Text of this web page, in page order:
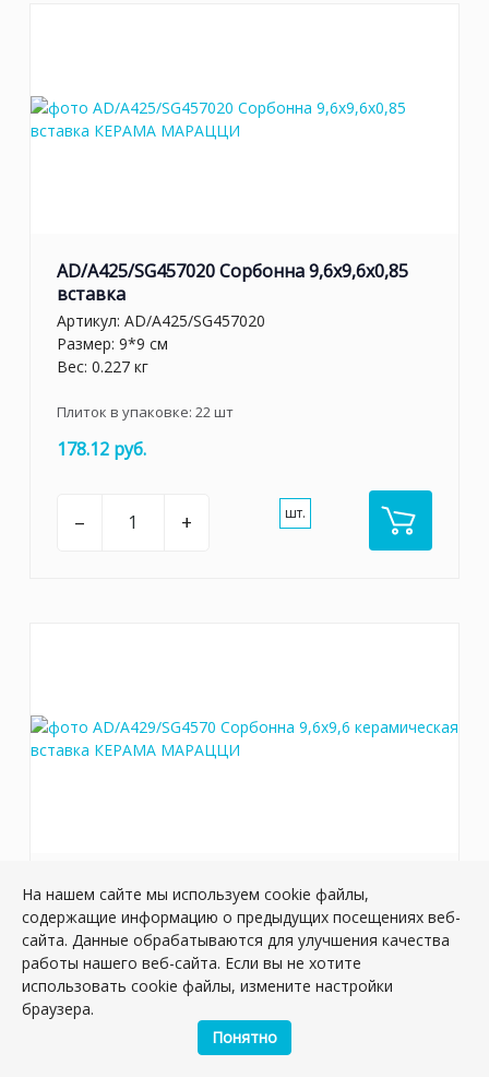
AD/A425/SG457020 Сорбонна 9,6x9,6x0,85
вставка
Артикул: AD/A425/SG457020
Размер: 9*9 см
Вес: 0.227 кг
Плиток в упаковке: 22шт
178.12 руб.
– + шт.
AD/A429/SG4570 Сорбонна 9,6x9,6
керамическая вставка
Артикул:AD/A429/SG4570
Размер: 9.6*9.6 см
Вес: 0.204 кг
шт
На нашем сайте мы используем cookie файлы,
содержащие информацию о предыдущих посещениях веб-
сайта. Данные обрабатываются для улучшения качества
работы нашего веб-сайта. Если вы не хотите
использовать cookie файлы, измените настройки
браузера.
Понятно